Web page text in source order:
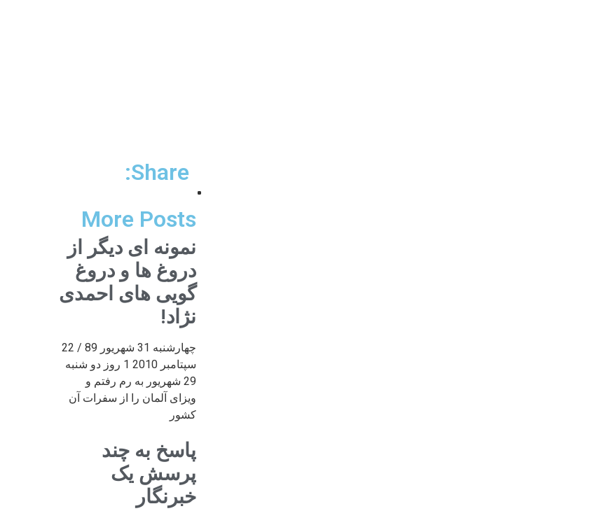
Share:
More Posts
نمونه ای دیگر از
دروغ ها و دروغ
گویی های احمدی
نژاد!
چهارشنبه 31 شهریور 89 / 22
سپتامبر 2010 1 روز دو شنبه
29 شهریور به رم رفتم و
ویزای آلمان را از سفرات آن
کشور
پاسخ به چند
پرسش یک
خبرنگار